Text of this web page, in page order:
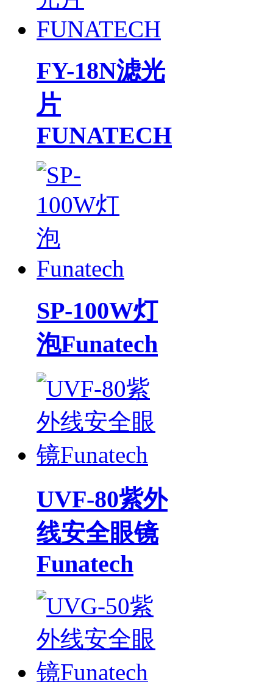
FY-18N滤光
片
FUNATECH
SP-100W灯
泡Funatech
UVF-80紫外
线安全眼镜
Funatech